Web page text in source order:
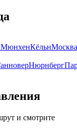
МюнхенКёльнМосква
Нюрнберг
и смотрите